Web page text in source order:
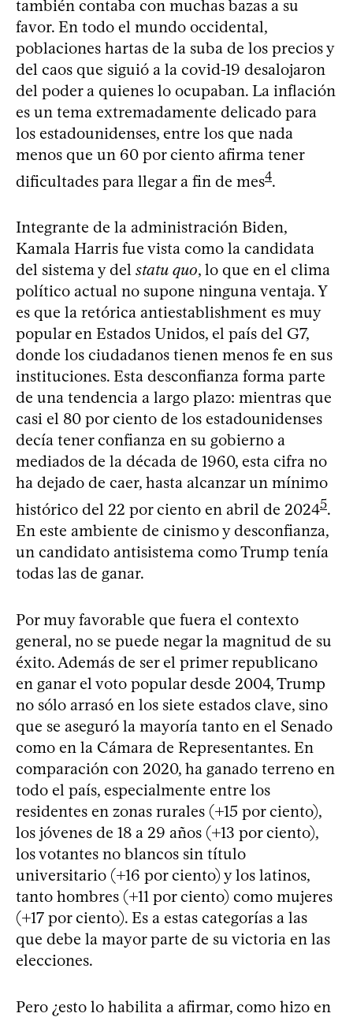
también contaba con muchas bazas a su
favor. En todo el mundo occidental,
poblaciones hartas de la suba de los precios y
del caos que siguió a la covid-19 desalojaron
del poder a quienes lo ocupaban. La inflación
es un tema extremadamente delicado para
los estadounidenses, entre los que nada
menos que un 60 por ciento afirma tener
dificultades para llegar a fin de mes4.
Integrante de la administración Biden,
Kamala Harris fue vista como la candidata
del sistema y del statu quo, lo que en el clima
político actual no supone ninguna ventaja. Y
es que la retórica antiestablishment es muy
popular en Estados Unidos, el país del G7,
donde los ciudadanos tienen menos fe en sus
instituciones. Esta desconfianza forma parte
de una tendencia a largo plazo: mientras que
casi el 80 por ciento de los estadounidenses
decía tener confianza en su gobierno a
mediados de la década de 1960, esta cifra no
ha dejado de caer, hasta alcanzar un mínimo
histórico del 22 por ciento en abril de 20245.
En este ambiente de cinismo y desconfianza,
un candidato antisistema como Trump tenía
todas las de ganar.
Por muy favorable que fuera el contexto
general, no se puede negar la magnitud de su
éxito. Además de ser el primer republicano
en ganar el voto popular desde 2004, Trump
no sólo arrasó en los siete estados clave, sino
que se aseguró la mayoría tanto en el Senado
como en la Cámara de Representantes. En
comparación con 2020, ha ganado terreno en
todo el país, especialmente entre los
residentes en zonas rurales (+15 por ciento),
los jóvenes de 18 a 29 años (+13 por ciento),
los votantes no blancos sin título
universitario (+16 por ciento) y los latinos,
tanto hombres (+11 por ciento) como mujeres
(+17 por ciento). Es a estas categorías a las
que debe la mayor parte de su victoria en las
elecciones.
Pero ¿esto lo habilita a afirmar, como hizo en